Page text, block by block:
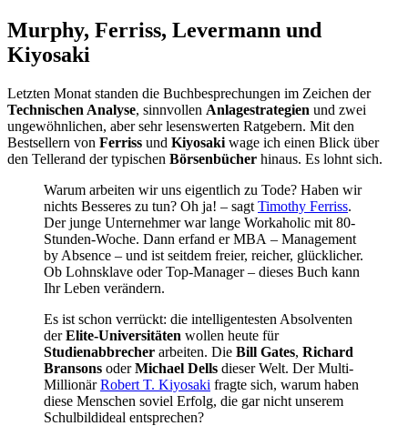
Murphy, Ferriss, Levermann und
Kiyosaki
Letzten Monat standen die Buchbesprechungen im Zeichen der
Technischen Analyse, sinnvollen Anlagestrategien und zwei
ungewöhnlichen, aber sehr lesenswerten Ratgebern. Mit den
Bestsellern von Ferriss und Kiyosaki wage ich einen Blick über
den Tellerand der typischen Börsenbücher hinaus. Es lohnt sich.
Warum arbeiten wir uns eigentlich zu Tode? Haben wir
nichts Besseres zu tun? Oh ja! – sagt Timothy Ferriss.
Der junge Unternehmer war lange Workaholic mit 80-
Stunden-Woche. Dann erfand er MBA – Management
by Absence – und ist seitdem freier, reicher, glücklicher.
Ob Lohnsklave oder Top-Manager – dieses Buch kann
Ihr Leben verändern.
Es ist schon verrückt: die intelligentesten Absolventen
derElite-Universitäten wollen heute für
Studienabbrecher arbeiten. Die Bill Gates, Richard
Bransons oderMichael Dells dieser Welt. Der Multi-
MillionärRobert T. Kiyosaki fragte sich, warum haben
diese Menschen soviel Erfolg, die gar nicht unserem
Schulbildideal entsprechen?